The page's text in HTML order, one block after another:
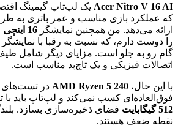
Acer Nitro V 16 AI یک لپ‌تاپ گیمینگ
که عملکرد بازی مناسب و عمر باتری به
ارائه می‌دهد. من همچنین نمایشگر 16 اینچی
را دوست دارم، که نسبت به رقبا با نمایشگر
گام رو به جلو است. مزایای دیگر شامل
اتصالات فیزیکی و یک تاچ‌پد مناسب است.
با این حال، AMD Ryzen 5 240 در تست‌های
فوق‌العاده‌ای کسب نمی‌کند و لپ‌تاپ باید با
512 گیگابایت
فضای ذخیره‌سازی بسازد.
نقطه ضعف هستند.